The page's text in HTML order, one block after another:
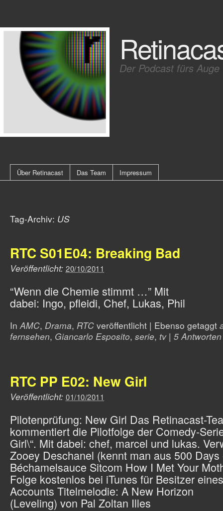
Der Podcast fürs Auge
Über Retinacast Das Team Impressum
Tag-Archiv: US
RTC S01E04: Breaking Bad
Veröffentlicht: 20/10/2011
“Wenn die Chemie stimmt …” Mit
dabei: Ingo, pfleidi, Chef, Lukas, Phil
InAMC, Drama, RTC veröffentlicht | Ebenso getaggt
fernsehen, Giancarlo Esposito, serie, tv | 5 Antworten
RTC PP E02: New Girl
Veröffentlicht: 01/10/2011
Pilotenprüfung: New Girl Das Retinacast-
kommentiert die Pilotfolge der Comedy-
Girl\“. Mit dabei: chef, marcel und lukas.
Zooey Deschanel (kennt man aus 500
Béchamelsauce Sitcom How I Met Your
Folge kostenlos bei iTunes für Besitzer
Accounts Titelmelodie: A New Horizon
(Leveling) von Pal Zoltan Illes